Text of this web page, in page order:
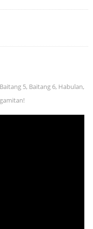
Baitang 5, Baitang 6, Habulan,